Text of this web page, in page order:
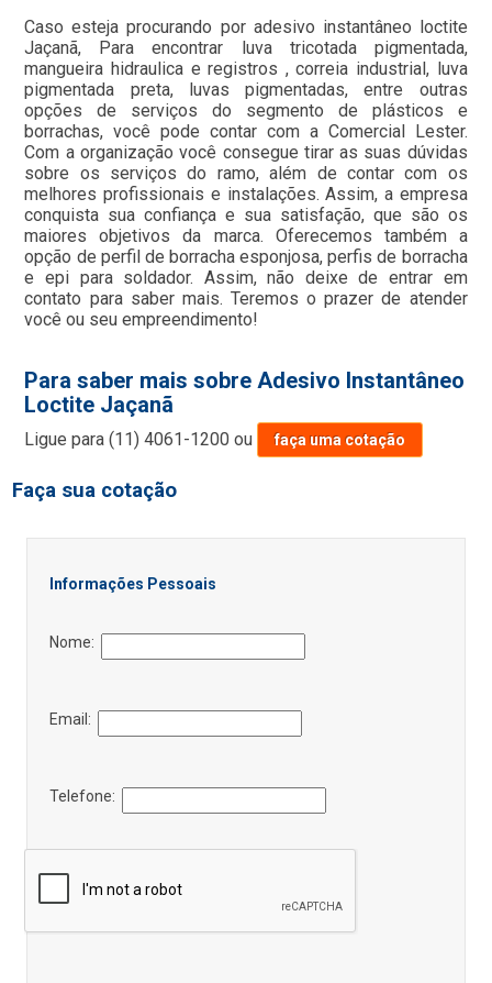
Caso esteja procurando por adesivo instantâneo loctite
Jaçanã, Para encontrar luva tricotada pigmentada,
mangueira hidraulica e registros , correia industrial, luva
pigmentada preta, luvas pigmentadas, entre outras
opções de serviços do segmento de plásticos e
borrachas, você pode contar com a Comercial Lester.
Com a organização você consegue tirar as suas dúvidas
sobre os serviços do ramo, além de contar com os
melhores profissionais e instalações. Assim, a empresa
conquista sua confiança e sua satisfação, que são os
maiores objetivos da marca. Oferecemos também a
opção de perfil de borracha esponjosa, perfis de borracha
e epi para soldador. Assim, não deixe de entrar em
contato para saber mais. Teremos o prazer de atender
você ou seu empreendimento!
Para saber mais sobre Adesivo Instantâneo
Loctite Jaçanã
Ligue para(11) 4061-1200 ou faça uma cotação
Faça sua cotação
Informações Pessoais
Nome:
Email:
Telefone: